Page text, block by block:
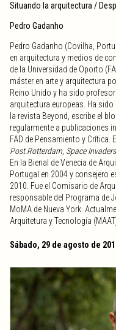
Situando la arquitectura /
Pedro Gadanho
Pedro Gadanho (Covilha,
en arquitectura y medios de
de la Universidad de Oporto
máster en arte y arquitectura
Reino Unido y ha sido
arquitectura europeas. Ha
la revista Beyond, escribe el
regularmente a publicaciones
FAD de Pensamiento y
Post.Rotterdam Space Invaders
En la Bienal de Venecia de
Portugal en 2004 y consejero
2010. Fue el Comisario de
responsable del Programa de
MoMA de Nueva York.
Arquitetura y Tecnología
Sábado, 29 de agosto de